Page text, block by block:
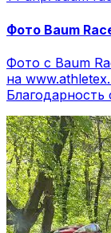
Фото Baum
Фото с Baum
на
Благодарность